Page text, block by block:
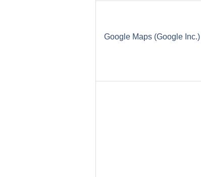
Google Maps (Google Inc.)